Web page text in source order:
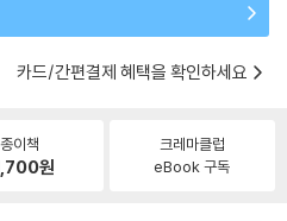
카드/간편결제 혜택을 확인하세요
종이책
원
크레마클럽
eBook 구독